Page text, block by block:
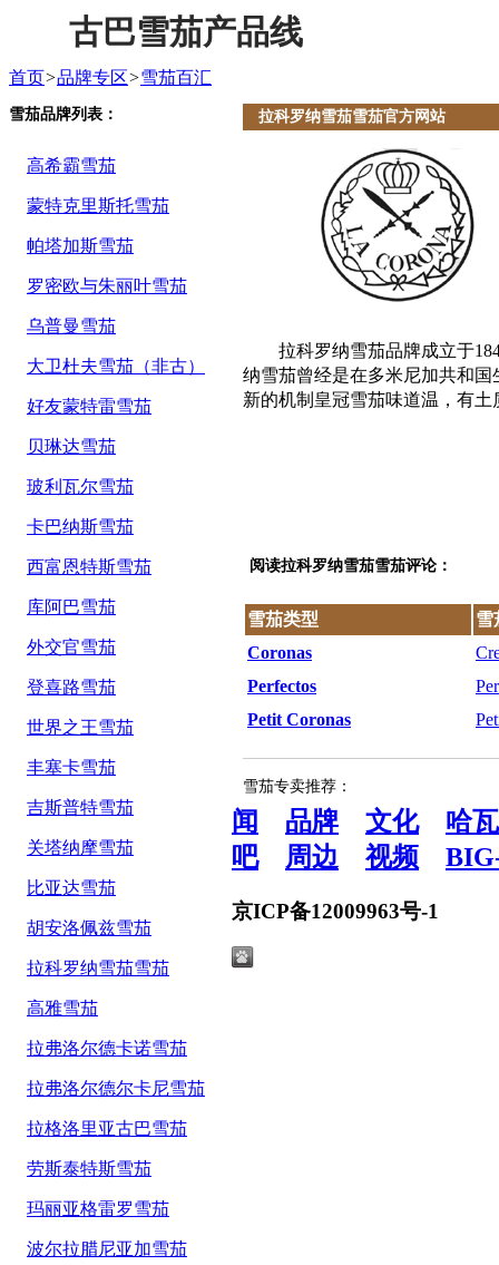
古巴雪茄产品线
首页>品牌专区>雪茄百汇
雪茄品牌列表：
高希霸雪茄
蒙特克里斯托雪茄
帕塔加斯雪茄
罗密欧与朱丽叶雪茄
乌普曼雪茄
大卫杜夫雪茄（非古）
好友蒙特雷雪茄
贝琳达雪茄
玻利瓦尔雪茄
卡巴纳斯雪茄
西富恩特斯雪茄
库阿巴雪茄
外交官雪茄
登喜路雪茄
世界之王雪茄
丰塞卡雪茄
吉斯普特雪茄
关塔纳摩雪茄
比亚达雪茄
胡安洛佩兹雪茄
拉科罗纳雪茄雪茄
高雅雪茄
拉弗洛尔德卡诺雪茄
拉弗洛尔德尔卡尼雪茄
拉格洛里亚古巴雪茄
劳斯泰特斯雪茄
玛丽亚格雷罗雪茄
波尔拉腊尼亚加雪茄
拉科罗纳雪茄雪茄官方网站
拉科罗纳雪茄品牌成立于
纳雪茄曾经是在多米尼加共和
新的机制皇冠雪茄味道温，有土
阅读拉科罗纳雪茄雪茄评论：
雪茄类型
雪
Coronas
Perfectos
Petit Coronas
雪茄专卖推荐：
闻 品牌 文化
哈
吧
周边 视频
京ICP备12009963号-1